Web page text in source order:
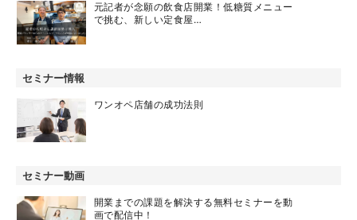
元記者が念願の飲食店開業！低糖質メニュー
で挑む、新しい定食屋…
セミナー情報
ワンオペ店舗の成功法則
セミナー動画
開業までの課題を解決する無料セミナーを動
画で配信中！